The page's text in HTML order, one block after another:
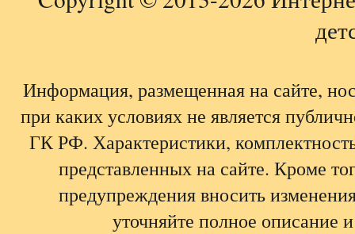
Информация, размещенная на сайте,
при каких условиях не является
ГК РФ. Характеристики,
представленных на сайте. Кроме
предупреждения вносить
уточняйте полное описание